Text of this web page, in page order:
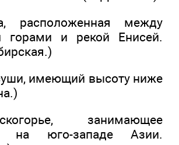
расположенная между
горами и рекой Енисей.
имеющий высоту ниже
занимающее
на юго-западе Азии.